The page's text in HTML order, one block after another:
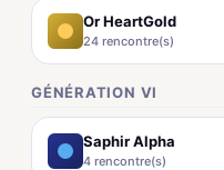
Or HeartGold
24 rencontre(s)
GÉNÉRATION VI
Saphir Alpha
4 rencontre(s)